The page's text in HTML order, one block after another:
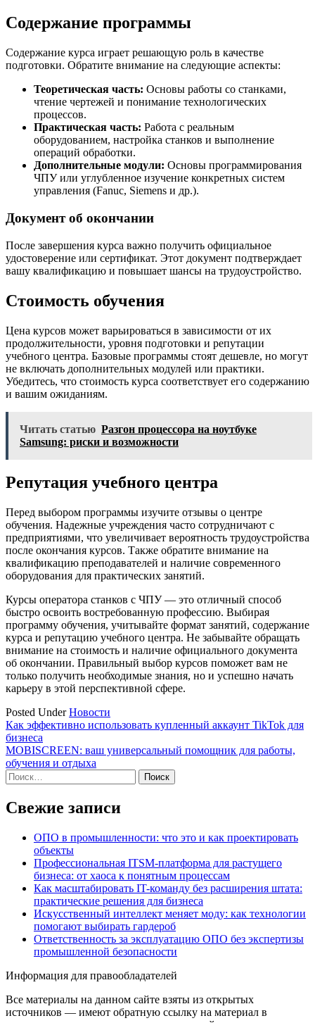
Содержание программы
Содержание курса играет решающую роль в качестве
подготовки. Обратите внимание на следующие аспекты:
Теоретическая часть: Основы работы со станками,
чтение чертежей и понимание технологических
процессов.
Практическая часть: Работа с реальным
оборудованием, настройка станков и выполнение
операций обработки.
Дополнительные модули: Основы программирования
ЧПУ или углубленное изучение конкретных систем
управления (Fanuc, Siemens и др.).
Документ об окончании
После завершения курса важно получить официальное
удостоверение или сертификат. Этот документ подтверждает
вашу квалификацию и повышает шансы на трудоустройство.
Стоимость обучения
Цена курсов может варьироваться в зависимости от их
продолжительности, уровня подготовки и репутации
учебного центра. Базовые программы стоят дешевле, но могут
не включать дополнительных модулей или практики.
Убедитесь, что стоимость курса соответствует его содержанию
и вашим ожиданиям.
Читать статью Разгон процессора на ноутбуке
Samsung: риски и возможности
Репутация учебного центра
Перед выбором программы изучите отзывы о центре
обучения. Надежные учреждения часто сотрудничают с
предприятиями, что увеличивает вероятность трудоустройства
после окончания курсов. Также обратите внимание на
квалификацию преподавателей и наличие современного
оборудования для практических занятий.
Курсы оператора станков с ЧПУ — это отличный способ
быстро освоить востребованную профессию. Выбирая
программу обучения, учитывайте формат занятий, содержание
курса и репутацию учебного центра. Не забывайте обращать
внимание на стоимость и наличие официального документа
об окончании. Правильный выбор курсов поможет вам не
только получить необходимые знания, но и успешно начать
карьеру в этой перспективной сфере.
Posted UnderНовости
Навигация
по
записям
Как эффективно использовать купленный аккаунт TikTok для
бизнеса
MOBISCREEN: ваш универсальный помощник для работы,
обучения и отдыха
Найти:
Свежие записи
ОПО в промышленности: что это и как проектировать
объекты
Профессиональная ITSM-платформа для растущего
бизнеса: от хаоса к понятным процессам
Как масштабировать IT-команду без расширения штата:
практические решения для бизнеса
Искусственный интеллект меняет моду: как технологии
помогают выбирать гардероб
Ответственность за эксплуатацию ОПО без экспертизы
промышленной безопасности
Информация для правообладателей
Все материалы на данном сайте взяты из открытых
источников — имеют обратную ссылку на материал в